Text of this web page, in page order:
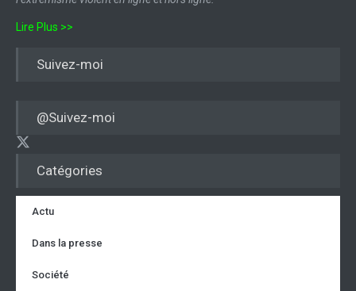
Catégories
Actu
Dans la presse
Société
Lire Plus >>
Suivez-moi
@Suivez-moi